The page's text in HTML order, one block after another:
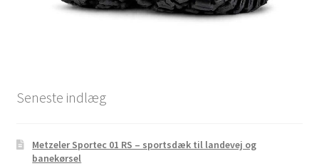
Seneste indlæg
Metzeler Sportec 01 RS – sportsdæk til landevej og
banekørsel